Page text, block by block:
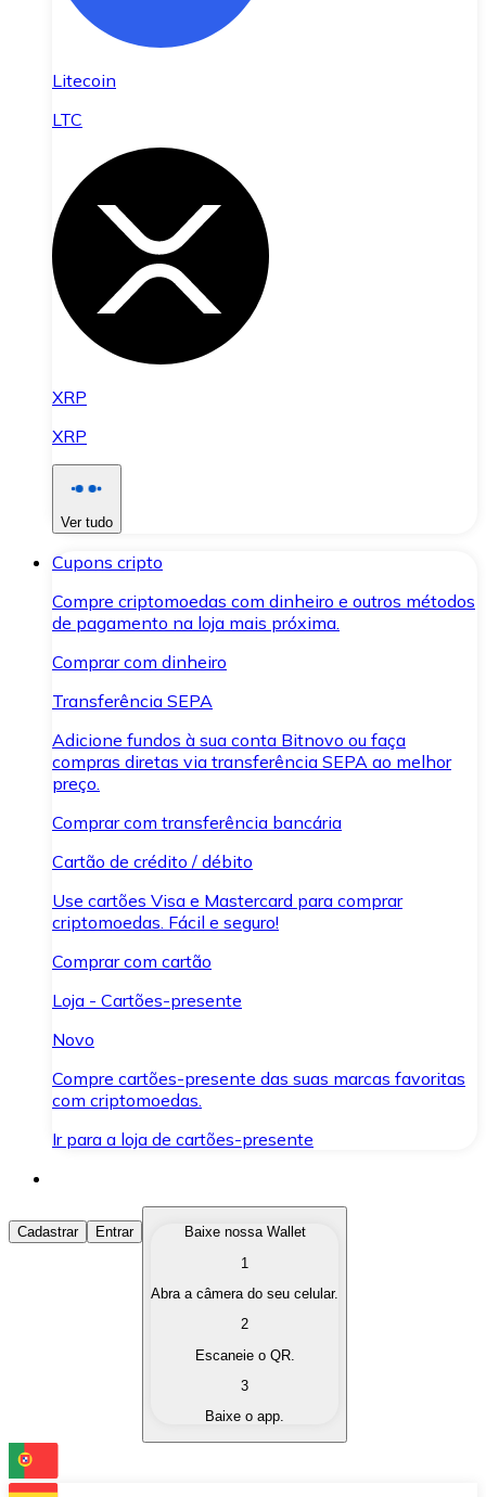
Litecoin
LTC
XRP
XRP
Ver tudo
Cupons cripto
Compre criptomoedas com dinheiro e outros métodos
de pagamento na loja mais próxima.
Comprar com dinheiro
Transferência SEPA
Adicione fundos à sua conta Bitnovo ou faça
compras diretas via transferência SEPA ao melhor
preço.
Comprar com transferência bancária
Cartão de crédito / débito
Use cartões Visa e Mastercard para comprar
criptomoedas. Fácil e seguro!
Comprar com cartão
Loja - Cartões-presente
Novo
Compre cartões-presente das suas marcas favoritas
com criptomoedas.
Ir para a loja de cartões-presente
Comprar Criptomoedas
Compre as criptomoedas de seu interesse de forma
Converta suas criptomoedas em moeda fiduciária
Troque uma criptomoeda por outra
Cadastrar Entrar
Baixe nossa Wallet
1
Abra a câmera do seu celular.
2
Escaneie o QR.
3
Baixe o app.